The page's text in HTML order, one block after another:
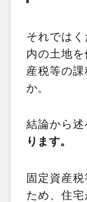
それでは
内の土地
産税等の
か。
結論から述
ります。
固定資産
ため、住